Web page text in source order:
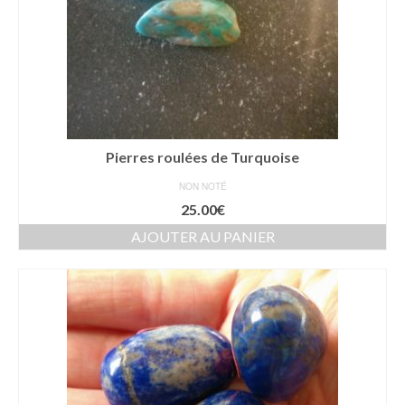
Pierres roulées de Turquoise
NON NOTÉ
25.00€
AJOUTER AU PANIER